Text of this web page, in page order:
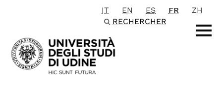
Passa al contenuto principale
IT EN ES FR
ZH
RECHERCHER